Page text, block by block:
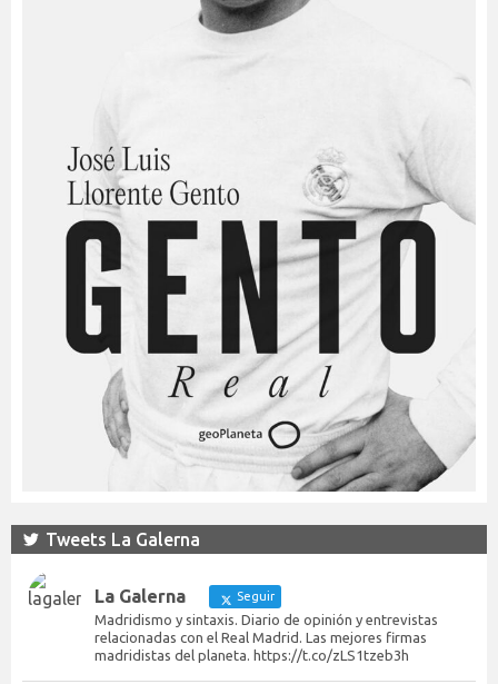
Tweets La Galerna
La Galerna Seguir
Madridismo y sintaxis. Diario de opinión y entrevistas
relacionadas con el Real Madrid. Las mejores firmas
madridistas del planeta. https://t.co/zLS1tzeb3h